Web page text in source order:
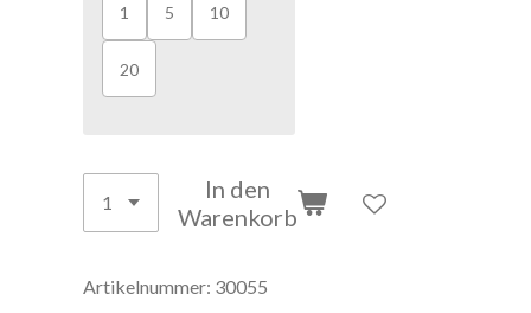
1 5 10
20
In den
Warenkorb
Artikelnummer: 30055